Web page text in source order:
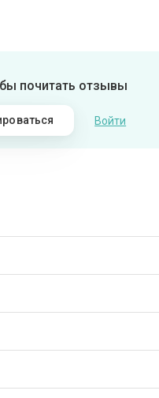
почитать отзывы
Войти